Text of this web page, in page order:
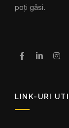
poți găsi.
LINK-URI